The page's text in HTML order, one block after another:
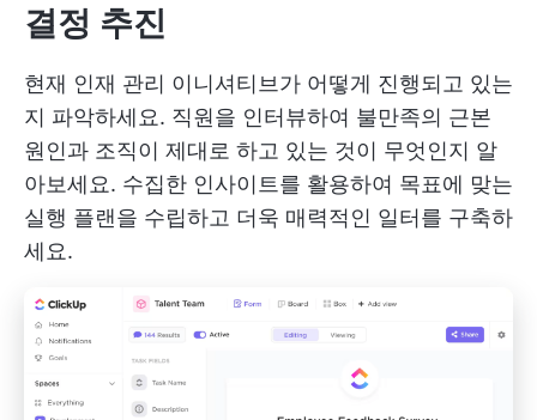
결정 추진
현재 인재 관리 이니셔티브가 어떻게 진행되고 있는
지 파악하세요. 직원을 인터뷰하여 불만족의 근본
원인과 조직이 제대로 하고 있는 것이 무엇인지 알
아보세요. 수집한 인사이트를 활용하여 목표에 맞는
실행 플랜을 수립하고 더욱 매력적인 일터를 구축하
세요.